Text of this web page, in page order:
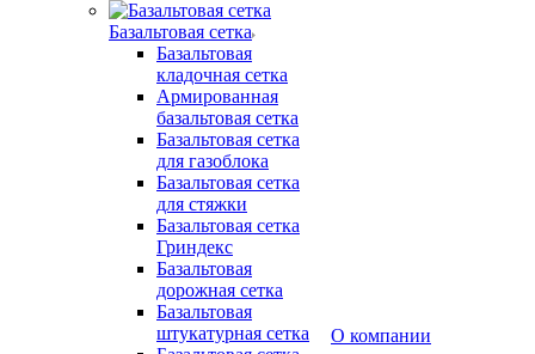
Базальтовая сетка
Базальтовая
кладочная сетка
Армированная
базальтовая сетка
Базальтовая сетка
для газоблока
Базальтовая сетка
для стяжки
Базальтовая сетка
Гриндекс
Базальтовая
дорожная сетка
Базальтовая
штукатурная сетка
О компании